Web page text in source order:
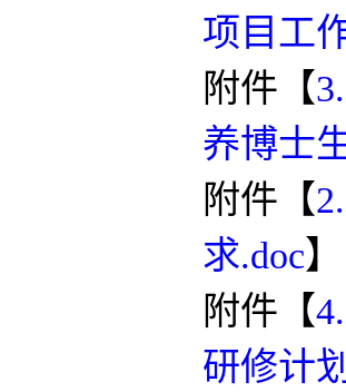
项目工
附件【
养博士
附件【
求.doc
附件【
研修计